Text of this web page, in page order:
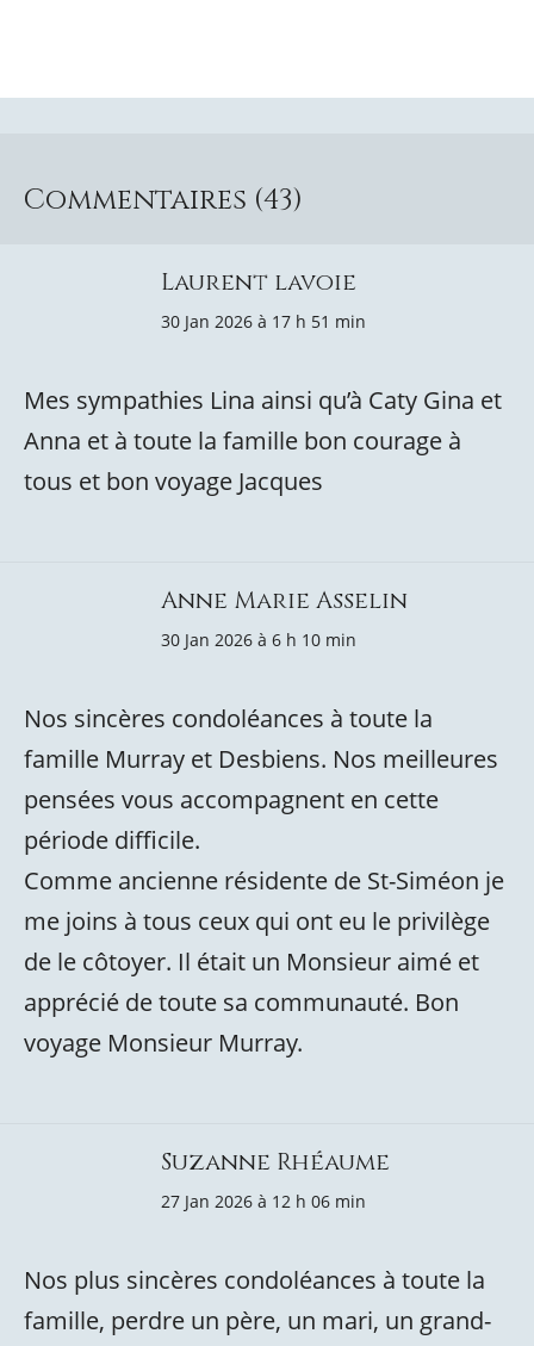
Commentaires (43)
Laurent lavoie
30 Jan 2026 à 17 h 51 min
Mes sympathies Lina ainsi qu’à Caty Gina et
Anna et à toute la famille bon courage à
tous et bon voyage Jacques
Anne Marie Asselin
30 Jan 2026 à 6 h 10 min
Nos sincères condoléances à toute la
famille Murray et Desbiens. Nos meilleures
pensées vous accompagnent en cette
période difficile.
Comme ancienne résidente de St-Siméon je
me joins à tous ceux qui ont eu le privilège
de le côtoyer. Il était un Monsieur aimé et
apprécié de toute sa communauté. Bon
voyage Monsieur Murray.
Suzanne Rhéaume
27 Jan 2026 à 12 h 06 min
Nos plus sincères condoléances à toute la
famille, perdre un père, un mari, un grand-